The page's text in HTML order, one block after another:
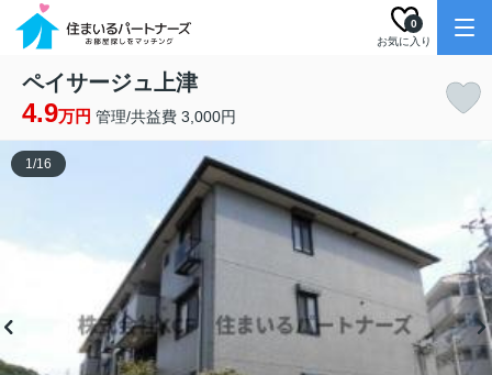
お気に入り
0
ペイサージュ上津
4.9万円 管理/共益費 3,000円
1/16